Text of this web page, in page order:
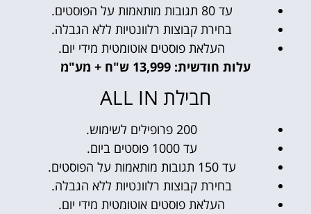
עד 80 תגובות מותאמות על הפוסטים.
בחירת קבוצות רלוונטיות ללא הגבלה.
העלאת פוסטים אוטומטית מידי יום.
עלות חודשית: 13,999 ש"ח + מע"מ
חבילת ALL IN
200 פרופילים לשימוש.
עד 1000 פוסטים ביום.
עד 150 תגובות מותאמות על הפוסטים.
בחירת קבוצות רלוונטיות ללא הגבלה.
העלאת פוסטים אוטומטית מידי יום.